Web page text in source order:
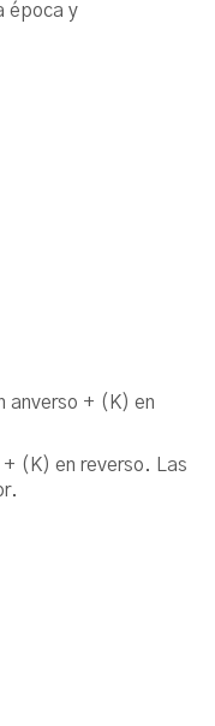
época y
anverso + (K) en
(K) en reverso. Las